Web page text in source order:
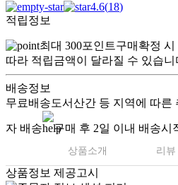
4.6(18)
적립정보
최대 300포인트구매확정 시
따라 적립금액이 달라질 수 있습니
배송정보
무료배송도서산간 등 지역에 따른
자 배송 구매 후 2일 이내 배송시
상품소개 리뷰
상품정보 제공고시